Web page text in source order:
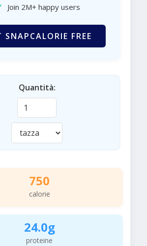
Join 2M+ happy users
SNAPCALORIE FREE
Quantità:
750
calorie
24.0g
proteine